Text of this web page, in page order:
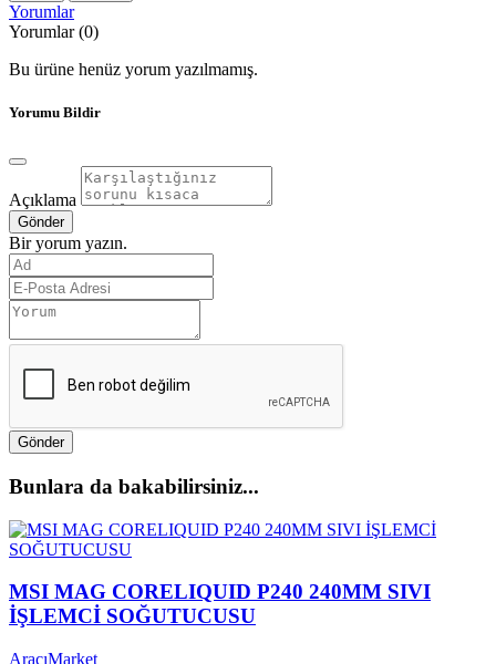
Yorumlar
Yorumlar (0)
Bu ürüne henüz yorum yazılmamış.
Yorumu Bildir
Açıklama
Gönder
Bir yorum yazın.
Gönder
Bunlara da bakabilirsiniz...
MSI MAG CORELIQUID P240 240MM SIVI
İŞLEMCİ SOĞUTUCUSU
AracıMarket